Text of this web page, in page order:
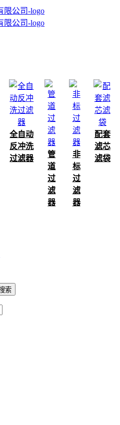
全自动
反冲洗
过滤器
管
道
过
滤
器
非
标
过
滤
器
配套
滤芯
滤袋